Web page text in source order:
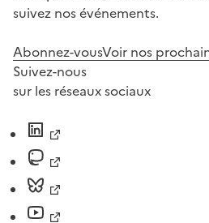
suivez nos événements.
Abonnez-vousVoir nos
Suivez-nous
sur les réseaux sociaux